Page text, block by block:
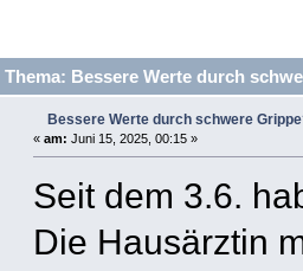
Thema: Bessere Werte durch
Bessere Werte durch schwere
« am: Juni 15, 2025, 00:15 »
Seit dem 3.6.
Die Hausärztin